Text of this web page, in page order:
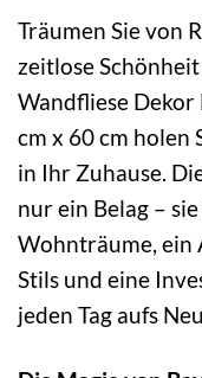
Träumen Sie von
zeitlose
Wandfliese Dekor
cm x 60 cm holen
in Ihr Zuhause.
nur ein Belag –
Wohnträume, ein
Stils und eine
jeden Tag aufs